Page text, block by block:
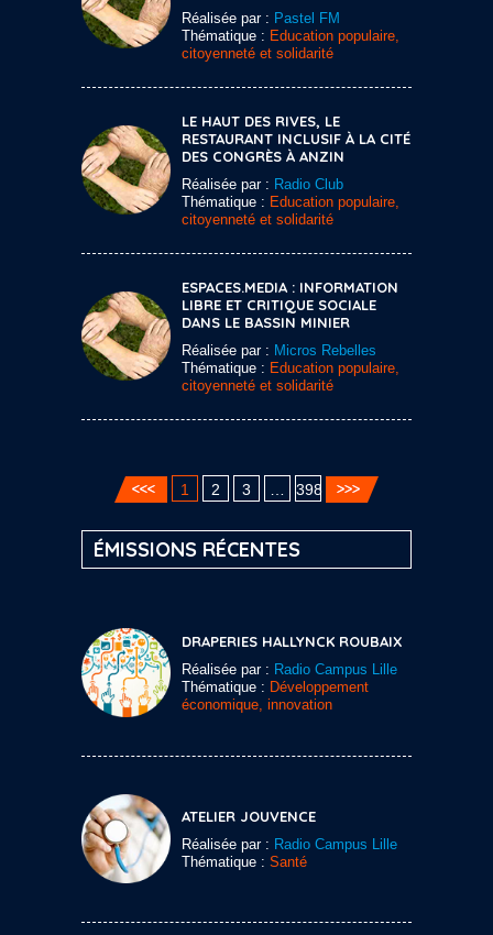
Réalisée par : Pastel FM
Thématique : Education populaire,
citoyenneté et solidarité
LE HAUT DES RIVES, LE
RESTAURANT INCLUSIF À LA CITÉ
DES CONGRÈS À ANZIN
Réalisée par : Radio Club
Thématique : Education populaire,
citoyenneté et solidarité
ESPACES.MEDIA : INFORMATION
LIBRE ET CRITIQUE SOCIALE
DANS LE BASSIN MINIER
Réalisée par : Micros Rebelles
Thématique : Education populaire,
citoyenneté et solidarité
1 2 3 398
ÉMISSIONS RÉCENTES
DRAPERIES HALLYNCK ROUBAIX
Réalisée par : Radio Campus Lille
Thématique : Développement
économique, innovation
ATELIER JOUVENCE
Réalisée par : Radio Campus Lille
Thématique : Santé